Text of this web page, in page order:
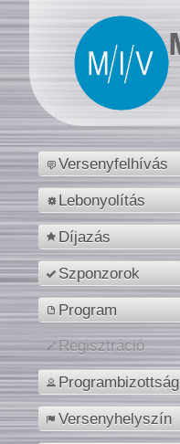
Versenyfelhívás
Lebonyolítás
Díjazás
Szponzorok
Program
Regisztráció
Programbizottság
Versenyhelyszín